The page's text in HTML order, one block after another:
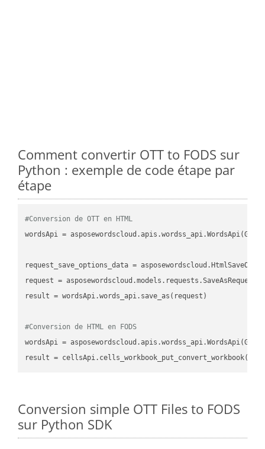
Comment convertir OTT to FODS sur
Python : exemple de code étape par
étape
#Conversion de OTT en HTML
wordsApi =
request_save_options_data =
request
result = wordsApi.words_api.save_as(request)
#Conversion de HTML en FODS
wordsApi =
result =
Conversion simple OTT Files to FODS
sur Python SDK